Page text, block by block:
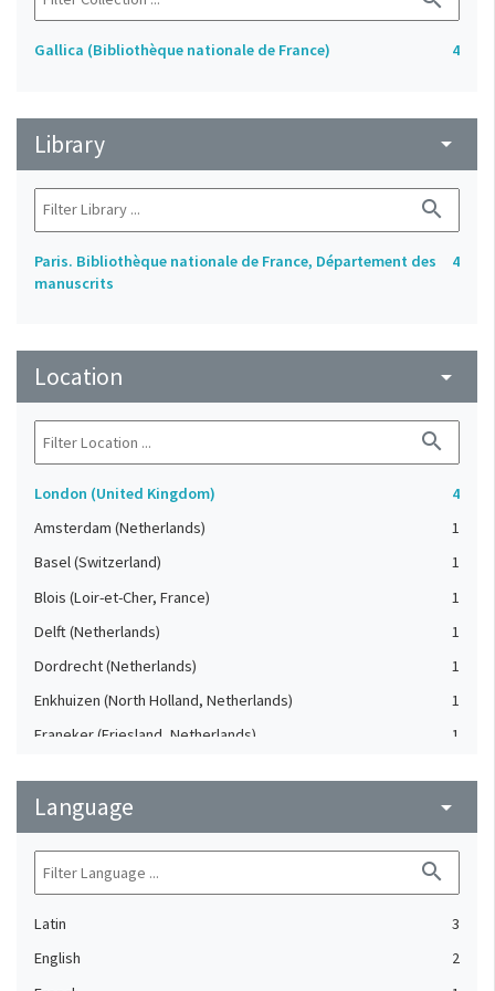
Gallica (Bibliothèque nationale de France) 4
Library arrow_drop_down
search
Paris. Bibliothèque nationale de France, Département des
manuscrits
4
Location arrow_drop_down
search
London (United Kingdom)
4
Amsterdam (Netherlands)
1
Basel (Switzerland)
1
Blois (Loir-et-Cher, France)
1
Delft (Netherlands)
1
Dordrecht (Netherlands)
1
Enkhuizen (North Holland, Netherlands)
1
Franeker (Friesland, Netherlands)
1
Harderwijk (Gelderland, Netherlands)
Heidelberg (Germany)
1
Lausanne (Vaud, Switzerland)
Language arrow_drop_down
search
Latin
3
English
2